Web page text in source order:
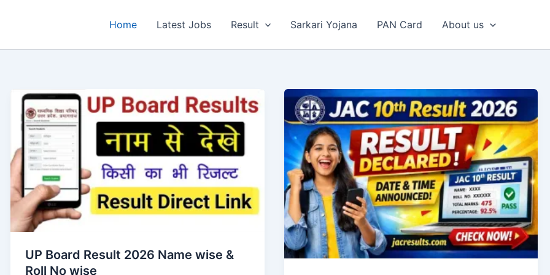
Home Latest Jobs Result Sarkari Yojana PAN Card About us
UP Board Result 2026 Name wise &
Roll No wise